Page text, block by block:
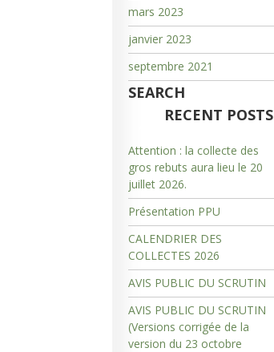
mars 2023
janvier 2023
septembre 2021
SEARCH
RECENT POSTS
Attention : la collecte des
gros rebuts aura lieu le 20
juillet 2026.
Présentation PPU
CALENDRIER DES
COLLECTES 2026
AVIS PUBLIC DU SCRUTIN
AVIS PUBLIC DU SCRUTIN
(Versions corrigée de la
version du 23 octobre